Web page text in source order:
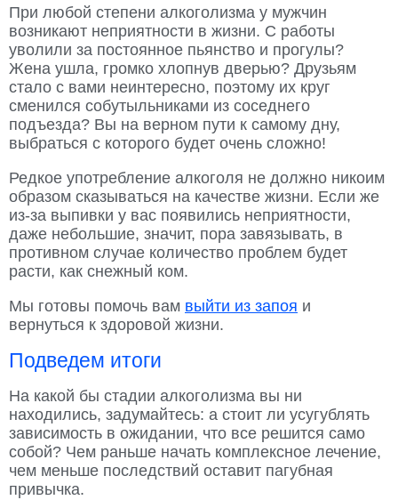
При любой степени алкоголизма у мужчин
возникают неприятности в жизни. С работы
уволили за постоянное пьянство и прогулы?
Жена ушла, громко хлопнув дверью? Друзьям
стало с вами неинтересно, поэтому их круг
сменился собутыльниками из соседнего
подъезда? Вы на верном пути к самому дну,
выбраться с которого будет очень сложно!
Редкое употребление алкоголя не должно никоим
образом сказываться на качестве жизни. Если же
из-за выпивки у вас появились неприятности,
даже небольшие, значит, пора завязывать, в
противном случае количество проблем будет
расти, как снежный ком.
Мы готовы помочь вам выйти из запоя и
вернуться к здоровой жизни.
Подведем итоги
На какой бы стадии алкоголизма вы ни
находились, задумайтесь: а стоит ли усугублять
зависимость в ожидании, что все решится само
собой? Чем раньше начать комплексное лечение,
чем меньше последствий оставит пагубная
привычка.